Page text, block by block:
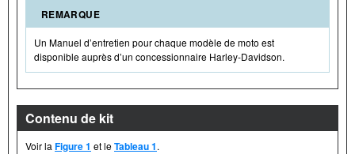
REMARQUE
Un Manuel d’entretien pour chaque modèle de moto est
disponible auprès d’un concessionnaire Harley-Davidson.
Contenu de kit
Voir la Figure 1 et leTableau 1.